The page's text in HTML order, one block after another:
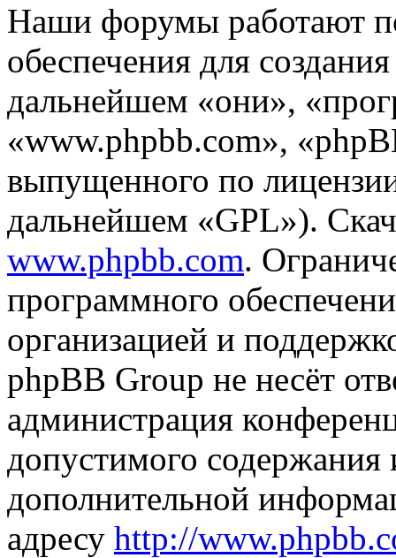
Наши форумы работают
обеспечения для
дальнейшем «они»,
«www.phpbb.com»,
выпущенного по
дальнейшем «GPL»).
www.phpbb.com.
программного
организацией и
phpBB Group не несёт
администрация
допустимого
дополнительной
адресу http://